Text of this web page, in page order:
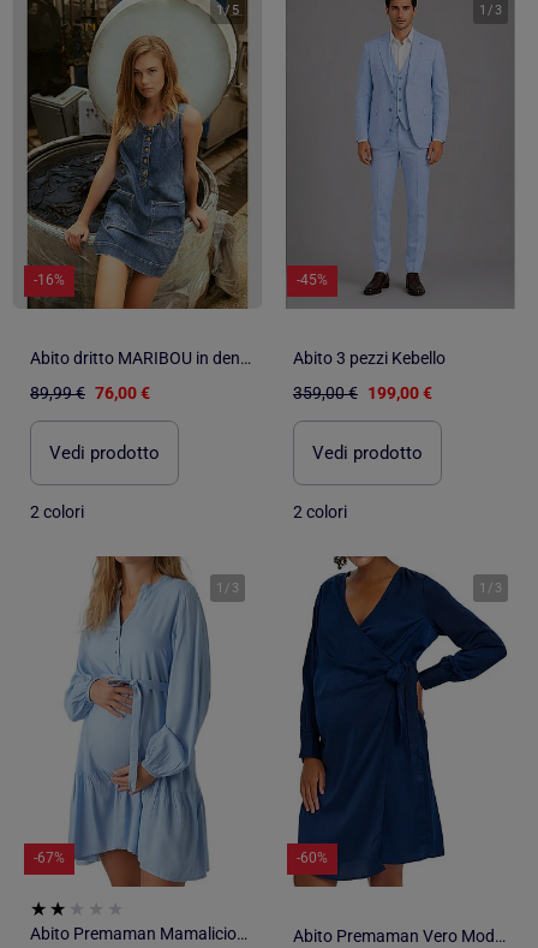
1/ 5
-16%
Abito dritto MARIBOU in denim
89,99 € 76,00 €
Vedi prodotto
2 colori
1 /3
-45%
Abito 3 pezzi Kebello
359,00 € 199,00 €
Vedi prodotto
2 colori
1 / 3
-67%
Abito Premaman Mamalicious da Donna
1 / 3
-60%
Abito Premaman Vero Moda da Donna